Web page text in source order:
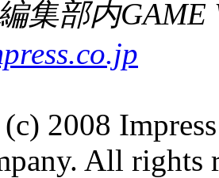
集部内GAME
2008
All rights